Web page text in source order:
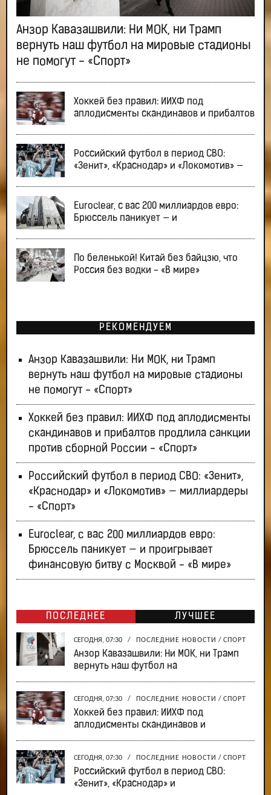
Анзор Кавазашвили: Ни МОК, ни Трамп
вернуть наш футбол на мировые стадионы
не помогут - «Спорт»
Хоккей без правил: ИИХФ под
аплодисменты скандинавов и прибалтов
Российский футбол в период СВО:
«Зенит», «Краснодар» и «Локомотив» —
Euroclear, с вас 200 миллиардов евро:
Брюссель паникует — и
По беленькой! Китай без байцзю, что
Россия без водки - «В мире»
РЕКОМЕНДУЕМ
Анзор Кавазашвили: Ни МОК, ни Трамп
вернуть наш футбол на мировые стадионы
не помогут - «Спорт»
Хоккей без правил: ИИХФ под аплодисменты
скандинавов и прибалтов продлила санкции
против сборной России - «Спорт»
Российский футбол в период СВО: «Зенит»,
«Краснодар» и «Локомотив» — миллиардеры
- «Спорт»
Euroclear, с вас 200 миллиардов евро:
Брюссель паникует — и проигрывает
финансовую битву с Москвой - «В мире»
ПОСЛЕДНЕЕ ЛУЧШЕЕ
СЕГОДНЯ, 07:30 / ПОСЛЕДНИЕ НОВОСТИ / СПОРТ
Анзор Кавазашвили: Ни МОК, ни Трамп
вернуть наш футбол на
СЕГОДНЯ, 07:30 / ПОСЛЕДНИЕ НОВОСТИ / СПОРТ
Хоккей без правил: ИИХФ под
аплодисменты скандинавов и
СЕГОДНЯ, 07:30 / ПОСЛЕДНИЕ НОВОСТИ / СПОРТ
Российский футбол в период СВО:
«Зенит», «Краснодар» и